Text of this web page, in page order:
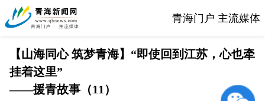
青海门户 主流媒体
【山海同心 筑梦青海】“即使回到江苏，心也牵
挂着这里”
——援青故事（11）